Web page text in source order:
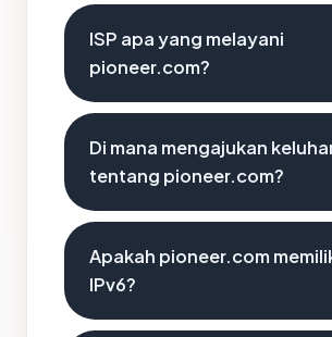
ISP apa yang melayani
pioneer.com?
Di mana mengajukan
tentang pioneer.com?
Apakah pioneer.com
IPv6?